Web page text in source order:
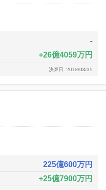
-
26億4059万円
決算日: 2018/03/31
225億600万円
25億7900万円